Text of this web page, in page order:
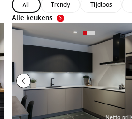
All Trendy Tijdloos
Alle keukens